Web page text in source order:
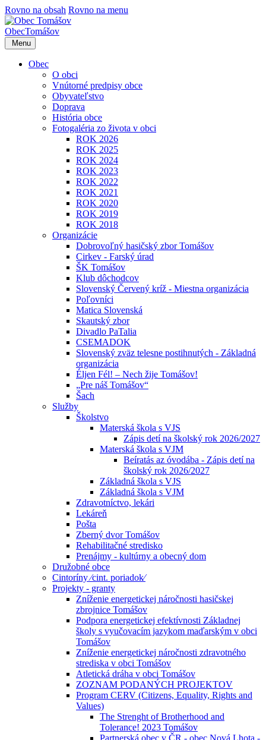
Rovno na obsah Rovno na menu
ObecTomášov
Menu
Obec
O obci
Vnútorné predpisy obce
Obyvateľstvo
Doprava
História obce
Fotogaléria zo života v obci
ROK 2026
ROK 2025
ROK 2024
ROK 2023
ROK 2022
ROK 2021
ROK 2020
ROK 2019
ROK 2018
Organizácie
Dobrovoľný hasičský zbor Tomášov
Cirkev - Farský úrad
ŠK Tomášov
Klub dôchodcov
Slovenský Červený kríž - Miestna organizácia
Poľovníci
Matica Slovenská
Skautský zbor
Divadlo PaTalia
CSEMADOK
Slovenský zväz telesne postihnutých - Základná
organizácia
Éljen Fél! – Nech žije Tomášov!
„Pre náš Tomášov“
Šach
Služby
Školstvo
Materská škola s VJS
Zápis detí na školský rok 2026/2027
Materská škola s VJM
Beíratás az óvodába - Zápis detí na
školský rok 2026/2027
Základná škola s VJS
Základná škola s VJM
Zdravotníctvo, lekári
Lekáreň
Pošta
Zberný dvor Tomášov
Rehabilitačné stredisko
Prenájmy - kultúrny a obecný dom
Družobné obce
Cintoríny ⁄cint. poriadok⁄
Projekty - granty
Zníženie energetickej náročnosti hasičskej
zbrojnice Tomášov
Podpora energetickej efektívnosti Základnej
školy s vyučovacím jazykom maďarským v obci
Tomášov
Zníženie energetickej náročnosti zdravotného
strediska v obci Tomášov
Atletická dráha v obci Tomášov
ZOZNAM PODANÝCH PROJEKTOV
Program CERV (Citizens, Equality, Rights and
Values)
The Strenght of Brotherhood and
Tolerance! 2023 Tomášov
Partnerská obec v ČR - obec Nová Lhota -